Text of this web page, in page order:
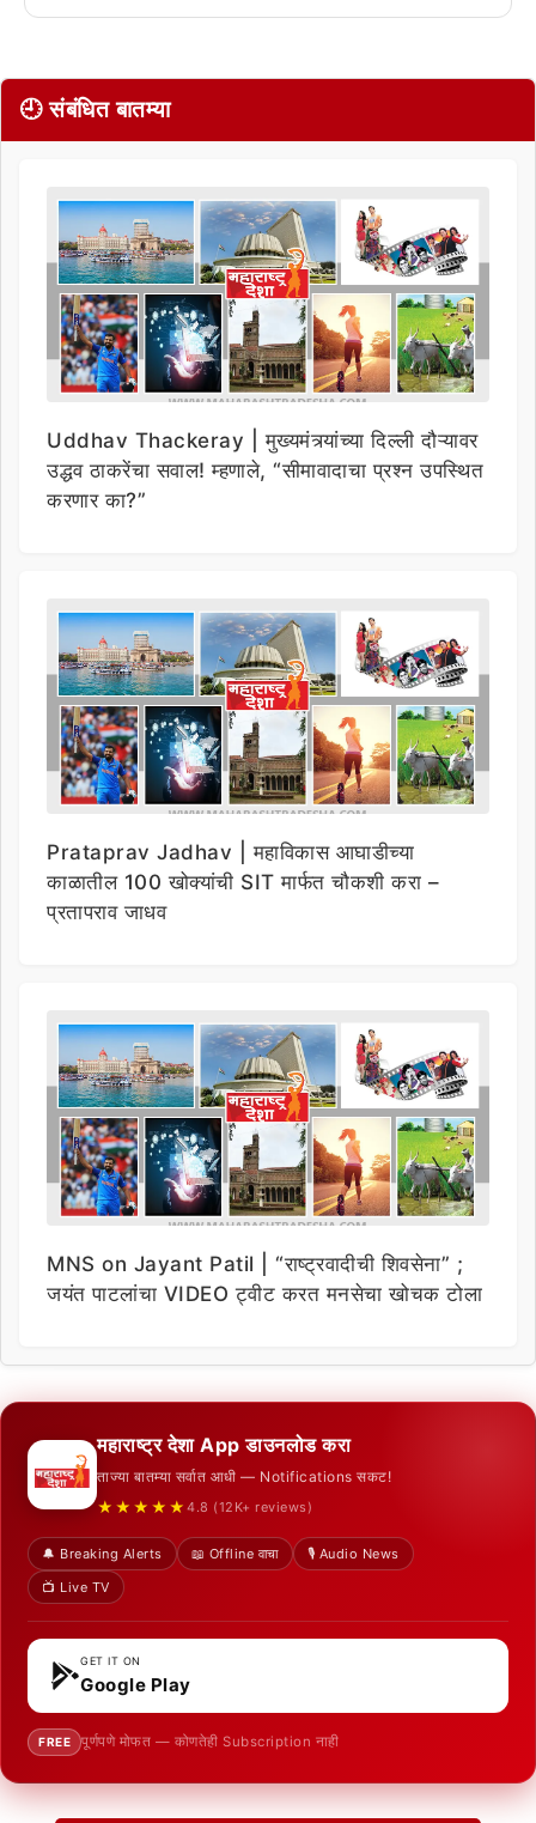
🕘 संबंधित बातम्या
Uddhav Thackeray | मुख्यमंत्र्यांच्या दिल्ली दौऱ्यावर
उद्धव ठाकरेंचा सवाल! म्हणाले, “सीमावादाचा प्रश्न उपस्थित
करणार का?”
Prataprav Jadhav | महाविकास आघाडीच्या
काळातील 100 खोक्यांची SIT मार्फत चौकशी करा –
प्रतापराव जाधव
MNS on Jayant Patil | “राष्ट्रवादीची शिवसेना” ;
जयंत पाटलांचा VIDEO ट्वीट करत मनसेचा खोचक टोला
महाराष्ट्र देशा App डाउनलोड करा
ताज्या बातम्या सर्वात आधी — Notifications सकट!
★★★★★ 4.8 (12K+ reviews)
🔔 Breaking Alerts 📖 Offline वाचा
🎙️ Audio News
📺 Live TV
GET IT ON
Google Play
FREE पूर्णपणे मोफत — कोणतेही Subscription नाही